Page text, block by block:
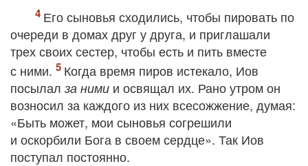
Его сыновья сходились, чтобы пировать по
очереди в домах друг у друга, и приглашали
трех своих сестер, чтобы есть и пить вместе
с ними.
Когда время пиров истекало, Иов
посылал за ними и освящал их. Рано утром он
возносил за каждого из них всесожжение, думая:
«Быть может, мои сыновья согрешили
и оскорбили Бога в своем сердце». Так Иов
поступал постоянно.